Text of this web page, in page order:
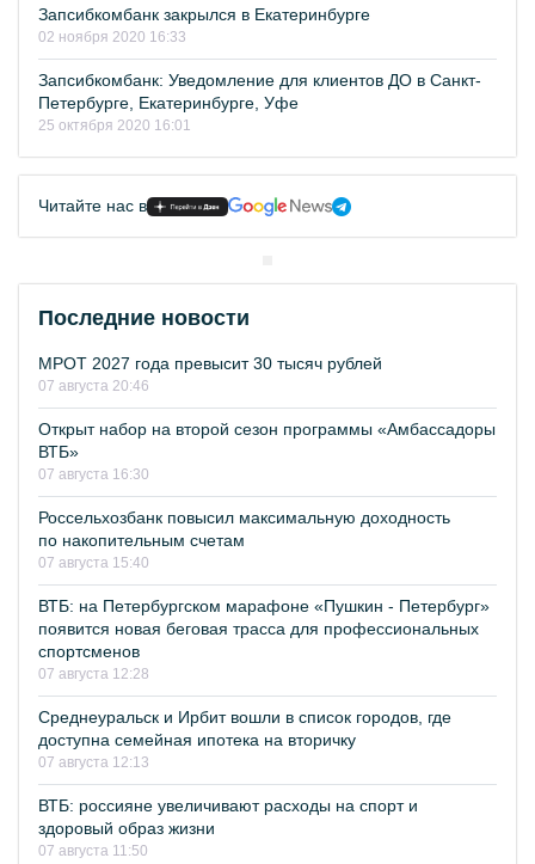
Запсибкомбанк закрылся в Екатеринбурге
02 ноября 2020 16:33
Запсибкомбанк: Уведомление для клиентов ДО в Санкт-
Петербурге, Екатеринбурге, Уфе
25 октября 2020 16:01
Читайте нас в
Последние новости
МРОТ 2027 года превысит 30 тысяч рублей
07 августа 20:46
Открыт набор на второй сезон программы «Амбассадоры
ВТБ»
07 августа 16:30
Россельхозбанк повысил максимальную доходность
по накопительным счетам
07 августа 15:40
ВТБ: на Петербургском марафоне «Пушкин - Петербург»
появится новая беговая трасса для профессиональных
спортсменов
07 августа 12:28
Среднеуральск и Ирбит вошли в список городов, где
доступна семейная ипотека на вторичку
07 августа 12:13
ВТБ: россияне увеличивают расходы на спорт и
здоровый образ жизни
07 августа 11:50